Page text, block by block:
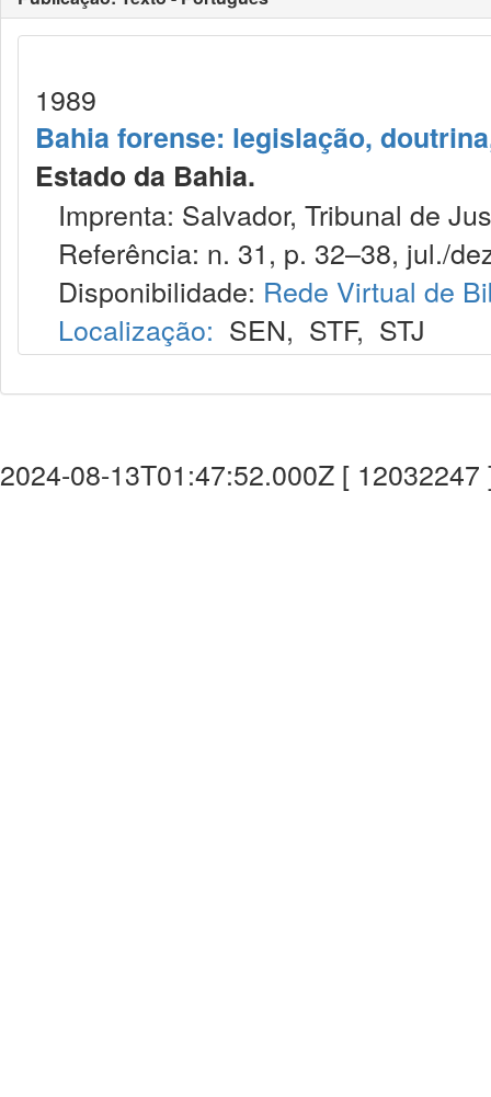
1989
Bahia forense: legislação,
Estado da Bahia.
Imprenta: Salvador, Tribunal de
Referência: n. 31, p. 32–38, jul./
Disponibilidade: Rede Virtual de
Localização: SEN, STF, STJ
2024-08-13T01:47:52.000Z [ 12032247